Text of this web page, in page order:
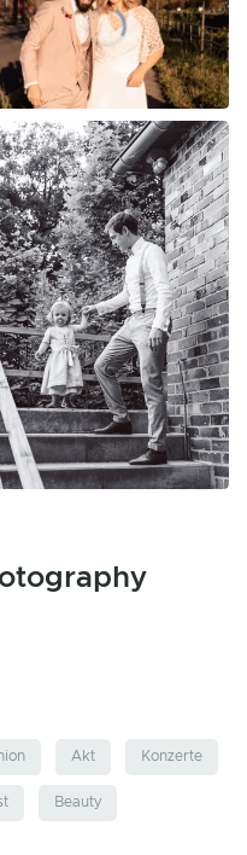
Akt Konzerte
Beauty